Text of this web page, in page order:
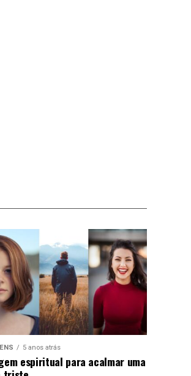
5 anos atrás
espiritual para acalmar uma